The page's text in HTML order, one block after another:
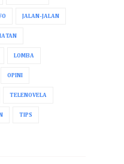
JALAN-JALAN
LOMBA
OPINI
TELENOVELA
TIPS